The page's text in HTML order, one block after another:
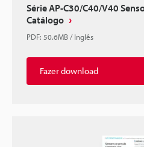
Série AP-C30/C40/V40
Catálogo
PDF: 50.6MB/Inglês
Fazer download